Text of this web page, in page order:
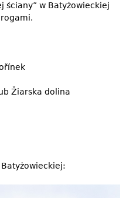
ściany” w Batyżowieckiej
Žiarska dolina